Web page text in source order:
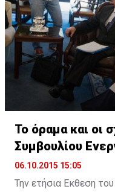
πρέπει να
Το όραμα και οι
Συμβουλίου
06.10.2015 15:05
Την ετήσια Εκθεση